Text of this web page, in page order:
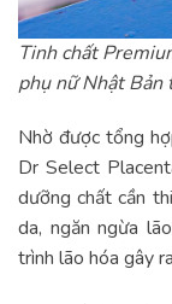
Tinh chất
phụ nữ Nhật Bản
Nhờ được tổng
Dr Select
dưỡng chất cần
da, ngăn ngừa
trình lão hóa gây